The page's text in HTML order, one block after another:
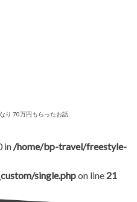
り 70万円もらったお話
in/home/bp-travel/freestyle-
single.phpon line 21